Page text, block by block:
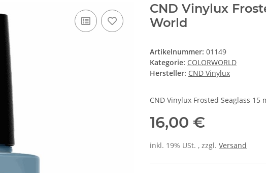
CND Vinylux
World
Artikelnummer: 01149
Kategorie: COLORWORLD
Hersteller: CND Vinylux
CND Vinylux Frosted Seaglass 15
16,00 €
inkl. 19% USt. , zzgl. Versand